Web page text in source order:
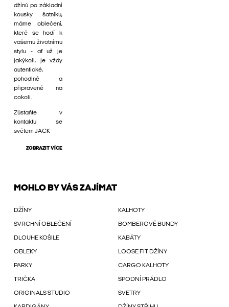
džínů po základní
kousky šatníku,
máme oblečení,
které se hodí k
vašemu životnímu
stylu - ať už je
jakýkoli, je vždy
autentické,
pohodlné a
připravené na
cokoli.
Zůstaňte v
kontaktu se
světem JACK
ZOBRAZIT VÍCE
MOHLO BY VÁS ZAJÍMAT
DŽÍNY KALHOTY
SVRCHNÍ OBLEČENÍ BOMBEROVÉ BUNDY
DLOUHE KOŠILE KABÁTY
OBLEKY LOOSE FIT DŽÍNY
PARKY CARGO KALHOTY
TRIČKA SPODNÍ PRÁDLO
ORIGINALS STUDIO SVETRY